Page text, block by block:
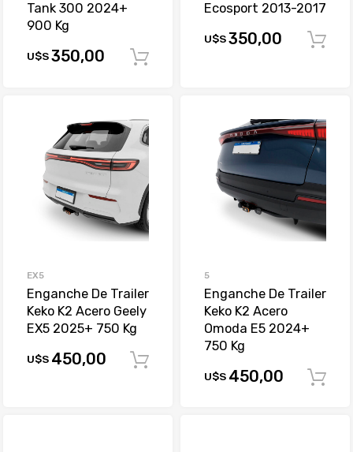
Tank 300 2024+
900 Kg
U$S350,00
Ecosport 2013-2017
U$S350,00
EX5
Enganche De Trailer
Keko K2 Acero Geely
EX5 2025+ 750 Kg
U$S 450,00
5
Enganche De Trailer
Keko K2 Acero
Omoda E5 2024+
750 Kg
U$S 450,00